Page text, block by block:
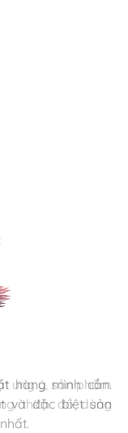
đã mua ở
shop đều chính
viên nhiệt tình,
ưng ý, sản phẩm
thích đồ dùng
hàng mình cần.
và đặc biệt sản